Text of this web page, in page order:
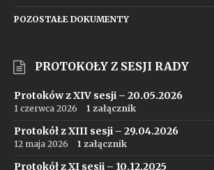
POZOSTAŁE DOKUMENTY
PROTOKOŁY Z SESJI RADY
Protoków z XIV sesji – 20.05.2026
1 czerwca 2026 1 załącznik
Protokół z XIII sesji – 29.04.2026
12 maja 2026 1 załącznik
Protokół z XI sesji – 10.12.2025